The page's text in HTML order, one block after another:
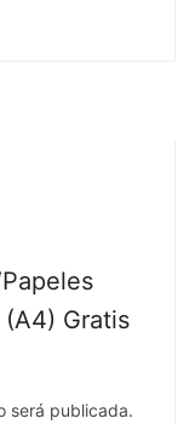
(A4) Gratis
será publicada.